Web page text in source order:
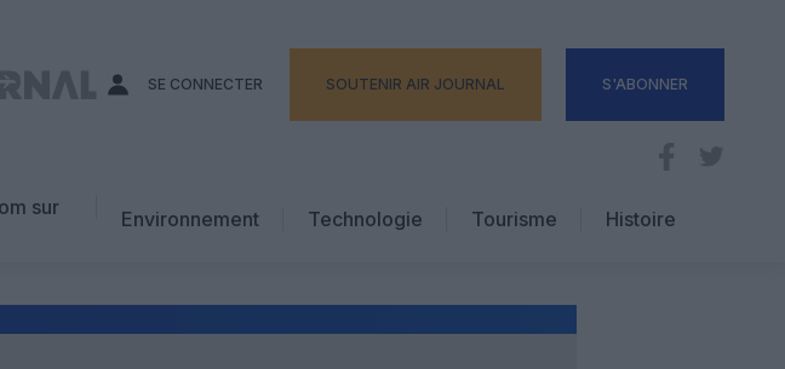
SE CONNECTER SOUTENIR AIR JOURNAL S'ABONNER
sur
Environnement Technologie
Tourisme
Hôtellerie
Histoire